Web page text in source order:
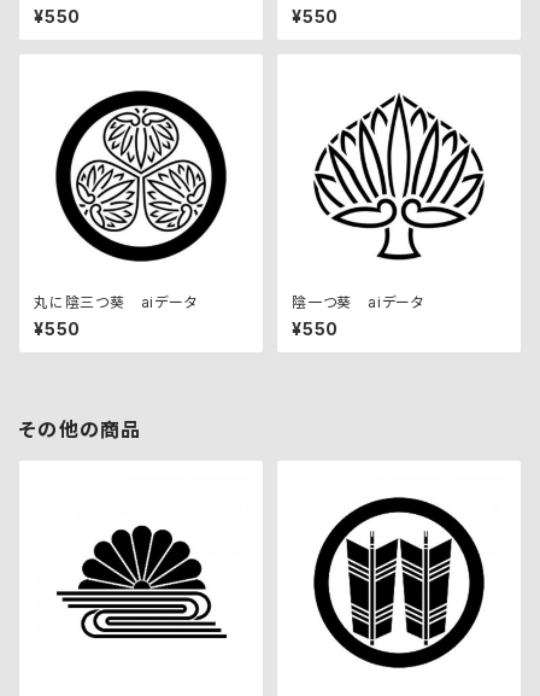
¥550 ¥550
丸に陰三つ葵 aiデータ
¥550
陰一つ葵 aiデータ
¥550
その他の商品